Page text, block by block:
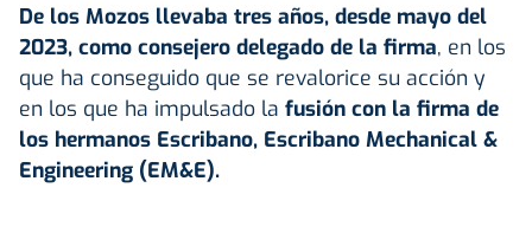
De los Mozos llevaba tres años, desde mayo del
2023, como consejero delegado de la firma, en los
que ha conseguido que se revalorice su acción y
en los que ha impulsado la fusión con la firma de
los hermanos Escribano, Escribano Mechanical &
Engineering (EM&E).